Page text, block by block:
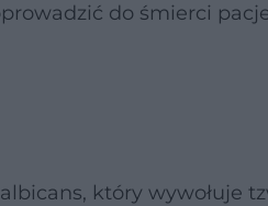
do śmierci
który wywołuje